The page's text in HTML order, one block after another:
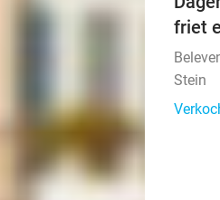
friet
Stein